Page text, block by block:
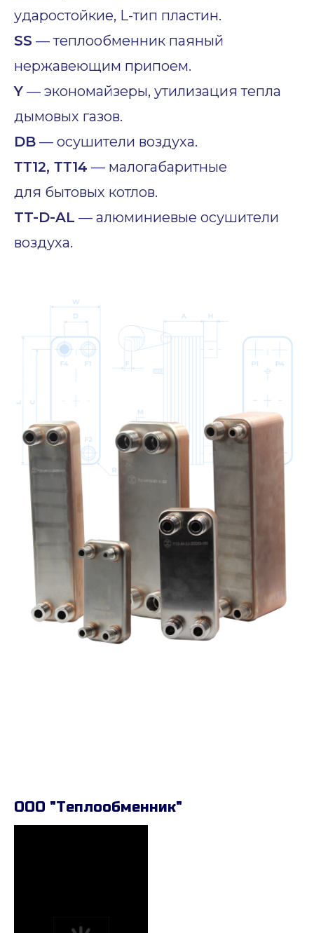
ударостойкие, L-тип пластин.
SS — теплообменник паяный
нержавеющим припоем.
Y — экономайзеры, утилизация тепла
дымовых газов.
DB — осушители воздуха.
ТТ12, ТТ14 — малогабаритные
для бытовых котлов.
TT-D-AL — алюминиевые осушители
воздуха.
ООО "Теплообменник"